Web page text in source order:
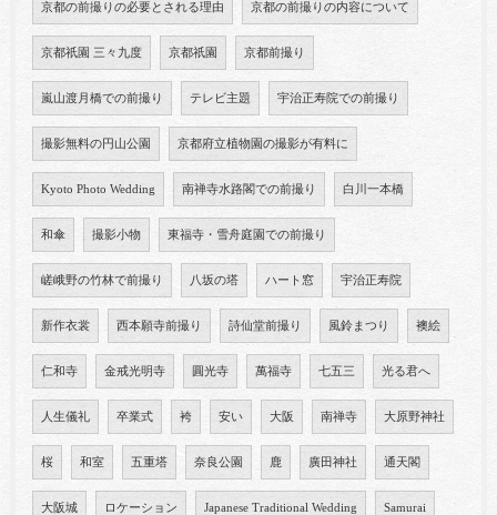
京都の前撮りの必要とされる理由 京都の前撮りの内容について
京都祇園 三々九度 京都祇園 京都前撮り
嵐山渡月橋での前撮り テレビ主題 宇治正寿院での前撮り
撮影無料の円山公園 京都府立植物園の撮影が有料に
Kyoto Photo Wedding 南禅寺水路閣での前撮り 白川一本橋
和傘 撮影小物 東福寺・雪舟庭園での前撮り
嵯峨野の竹林で前撮り 八坂の塔 ハート窓 宇治正寿院
新作衣裳 西本願寺前撮り 詩仙堂前撮り 風鈴まつり 襖絵
仁和寺 金戒光明寺 圓光寺 萬福寺 七五三 光る君へ
人生儀礼 卒業式 袴 安い 大阪 南禅寺 大原野神社
桜 和室 五重塔 奈良公園 鹿 廣田神社 通天閣
大阪城 ロケーション Japanese Traditional Wedding Samurai